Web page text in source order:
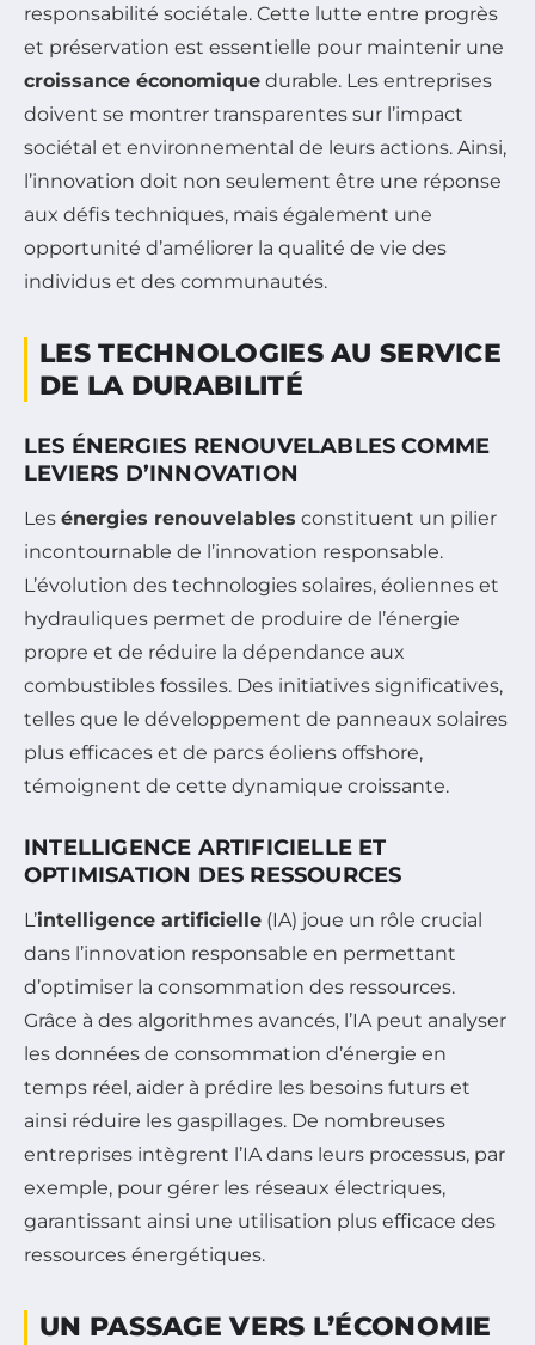
responsabilité sociétale. Cette lutte entre progrès
et préservation est essentielle pour maintenir une
croissance économique durable. Les entreprises
doivent se montrer transparentes sur l’impact
sociétal et environnemental de leurs actions. Ainsi,
l’innovation doit non seulement être une réponse
aux défis techniques, mais également une
opportunité d’améliorer la qualité de vie des
individus et des communautés.
LES TECHNOLOGIES AU SERVICE
DE LA DURABILITÉ
LES ÉNERGIES RENOUVELABLES COMME
LEVIERS D’INNOVATION
Les énergies renouvelables constituent un pilier
incontournable de l’innovation responsable.
L’évolution des technologies solaires, éoliennes et
hydrauliques permet de produire de l’énergie
propre et de réduire la dépendance aux
combustibles fossiles. Des initiatives significatives,
telles que le développement de panneaux solaires
plus efficaces et de parcs éoliens offshore,
témoignent de cette dynamique croissante.
INTELLIGENCE ARTIFICIELLE ET
OPTIMISATION DES RESSOURCES
L’intelligence artificielle (IA) joue un rôle crucial
dans l’innovation responsable en permettant
d’optimiser la consommation des ressources.
Grâce à des algorithmes avancés, l’IA peut analyser
les données de consommation d’énergie en
temps réel, aider à prédire les besoins futurs et
ainsi réduire les gaspillages. De nombreuses
entreprises intègrent l’IA dans leurs processus, par
exemple, pour gérer les réseaux électriques,
garantissant ainsi une utilisation plus efficace des
ressources énergétiques.
UN PASSAGE VERS L’ÉCONOMIE